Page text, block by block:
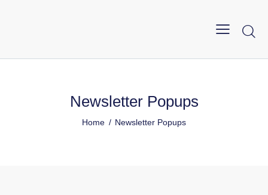
Newsletter Popups
Home Newsletter Popups